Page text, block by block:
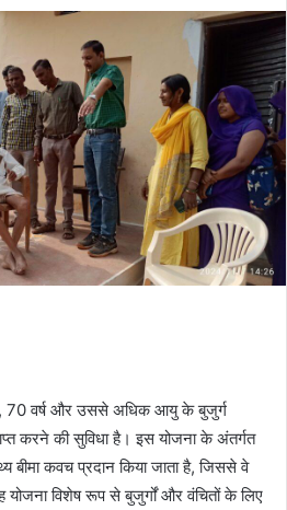
70 वर्ष और उससे अधिक आयु के बुजुर्ग
करने की सुविधा है। इस योजना के अंतर्गत
बीमा कवच प्रदान किया जाता है, जिससे वे
विशेष रूप से बुजुर्गों और वंचितों के लिए